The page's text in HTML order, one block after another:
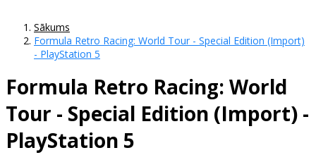
Sākums
Formula Retro Racing: World Tour - Special Edition (Import)
- PlayStation 5
Formula Retro Racing: World
Tour - Special Edition (Import) -
PlayStation 5